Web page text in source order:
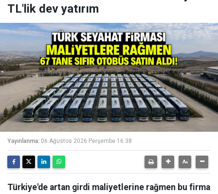
TL'lik dev yatırım
Yayınlanma: 06 Ağustos 2026 Perşembe 16:38
Türkiye'de artan girdi maliyetlerine rağmen bu firma